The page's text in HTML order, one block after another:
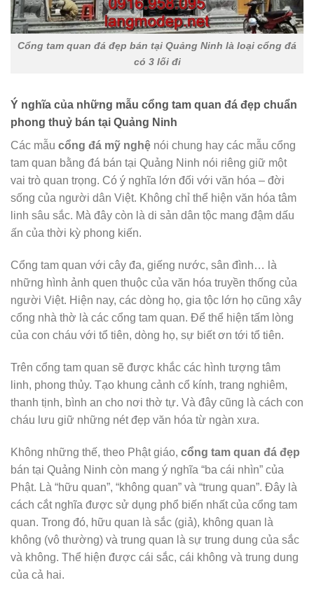
Cổng tam quan đá đẹp bán tại Quảng Ninh là loại cổng đá
có 3 lối đi
Ý nghĩa của những mẫu cổng tam quan đá đẹp chuẩn
phong thuỷ bán tại Quảng Ninh
Các mẫu cổng đá mỹ nghệ nói chung hay các mẫu cổng
tam quan bằng đá bán tại Quảng Ninh nói riêng giữ một
vai trò quan trọng. Có ý nghĩa lớn đối với văn hóa – đời
sống của người dân Việt. Không chỉ thể hiện văn hóa tâm
linh sâu sắc. Mà đây còn là di sản dân tộc mang đậm dấu
ấn của thời kỳ phong kiến.
Cổng tam quan với cây đa, giếng nước, sân đình… là
những hình ảnh quen thuộc của văn hóa truyền thống của
người Việt. Hiện nay, các dòng họ, gia tộc lớn họ cũng xây
cổng nhà thờ là các cổng tam quan. Để thể hiện tấm lòng
của con cháu với tổ tiên, dòng họ, sự biết ơn tới tổ tiên.
Trên cổng tam quan sẽ được khắc các hình tượng tâm
linh, phong thủy. Tạo khung cảnh cổ kính, trang nghiêm,
thanh tịnh, bình an cho nơi thờ tự. Và đây cũng là cách con
cháu lưu giữ những nét đẹp văn hóa từ ngàn xưa.
Không những thế, theo Phật giáo, cổng tam quan đá đẹp
bán tại Quảng Ninh còn mang ý nghĩa “ba cái nhìn” của
Phật. Là “hữu quan”, “không quan” và “trung quan”. Đây là
cách cắt nghĩa được sử dụng phổ biến nhất của cổng tam
quan. Trong đó, hữu quan là sắc (giả), không quan là
không (vô thường) và trung quan là sự trung dung của sắc
và không. Thể hiện được cái sắc, cái không và trung dung
của cả hai.